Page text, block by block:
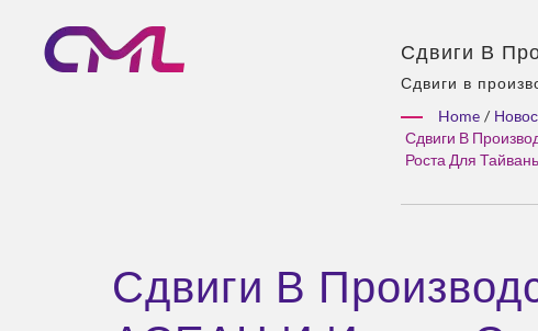
Сдвиги В
Становятся
9001 И CE –
Сдвиги в
40 лет опыта,
единственный
продукции,
Home /
Сдвиги В
Роста Для
Сдвиги В